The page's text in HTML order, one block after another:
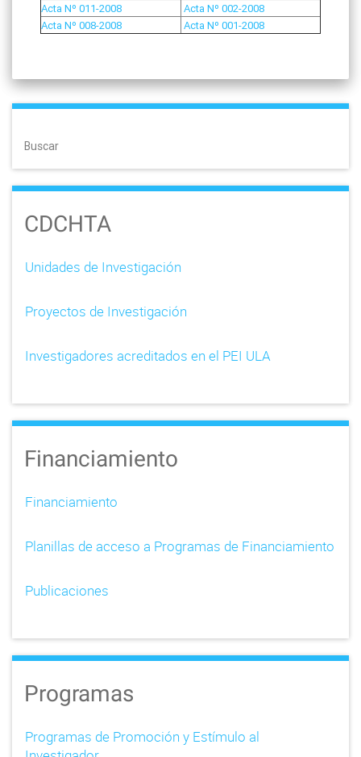
Acta Nº 011-2008
Acta Nº 002-2008
Acta Nº 008-2008
Acta Nº 001-2008
Buscar
CDCHTA
Unidades de Investigación
Proyectos de Investigación
Investigadores acreditados en el PEI ULA
Financiamiento
Financiamiento
Planillas de acceso a Programas de Financiamiento
Publicaciones
Programas
Programas de Promoción y Estímulo al